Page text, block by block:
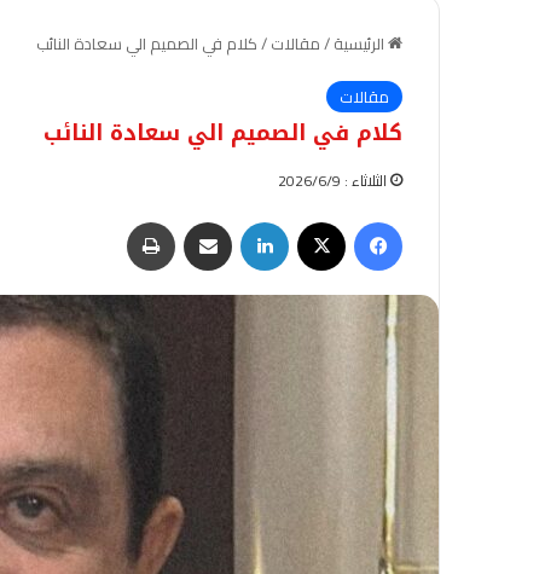
الرئيسية/مقالات/كلام في الصميم الي سعادة النائب
مقالات
كلام في الصميم الي سعادة النائب
الثلاثاء : 2026/6/9
فيسبوك لينكدإن مشاركة عبر البريد